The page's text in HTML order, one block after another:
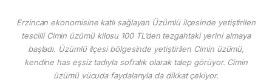
Erzincan ekonomisine katlı sağlayan Üzümlü ilçesinde yetiştirilen
tescilli Cimin üzümü kilosu 100 TL’den tezgahtaki yerini almaya
başladı. Üzümlü ilçesi bölgesinde yetiştirilen Cimin üzümü,
kendine has eşsiz tadıyla sofralık olarak talep görüyor. Cimin
üzümü vücuda faydalarıyla da dikkat çekiyor.